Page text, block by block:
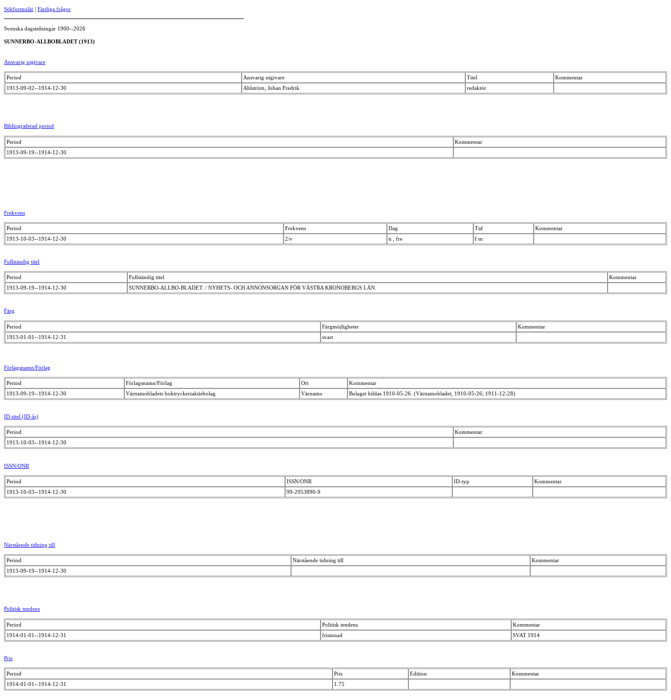
Sökformulär | Färdiga frågor
Svenska dagstidningar 1900--2026
SUNNERBO-ALLBOBLADET (1913)
Ansvarig utgivare
Period Ansvarig utgivare Titel
Kommentar
1913-09-02--1914-12-30
Ahlström, Johan Fredrik redaktör
Bibliograferad period
Period
Kommentar
1913-09-19--1914-12-30
Frekvens
Period Frekvens Dag Tid
Kommentar
1913-10-03--1914-12-30
2/v ti , fre f m
Fullständig titel
Period Fullständig titel
Kommentar
1913-09-19--1914-12-30
SUNNERBO-ALLBO-BLADET. / NYHETS- OCH ANNONSORGAN FÖR VÄSTRA KRONOBERGS LÄN.
Färg
Period Färgmöjligheter
Kommentar
1913-01-01--1914-12-31
svart
Förlagsnamn/Förlag
Period Förlagsnamn/Förlag Ort
Kommentar
1913-09-19--1914-12-30
Värnamobladets boktryckeriaktiebolag Värnamo Bolaget bildas 1910-05-26. (Värnamobladet, 1910-05-26; 1911-12-28)
ID-titel (ID-år)
Period
Kommentar
1913-10-03--1914-12-30
ISSN/ONR
Period ISSN/ONR ID-typ
Kommentar
1913-10-03--1914-12-30
99-2953890-9
Närstående tidning till
Period Närstående tidning till
Kommentar
1913-09-19--1914-12-30
Politisk tendens
Period Politisk tendens
Kommentar
1914-01-01--1914-12-31
frisinnad SVAT 1914
Pris
Period Pris Edition
Kommentar
1914-01-01--1914-12-31
1.75